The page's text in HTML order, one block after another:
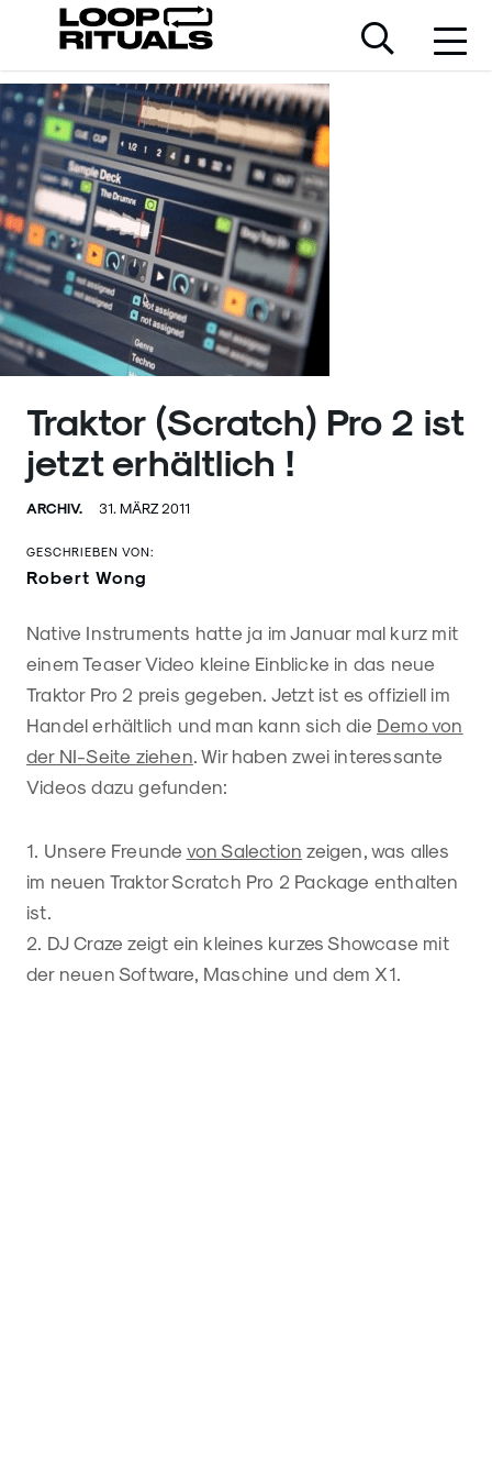
Traktor (Scratch) Pro 2 ist
jetzt erhältlich !
ARCHIV. 31. MÄRZ 2011
GESCHRIEBEN VON:
Robert Wong
Native Instruments hatte ja im Januar mal kurz mit
einem Teaser Video kleine Einblicke in das neue
Traktor Pro 2 preis gegeben. Jetzt ist es offiziell im
Handel erhältlich und man kann sich die Demo von
der NI-Seite ziehen. Wir haben zwei interessante
Videos dazu gefunden:
1. Unsere Freunde von Salection zeigen, was alles
im neuen Traktor Scratch Pro 2 Package enthalten
ist.
2. DJ Craze zeigt ein kleines kurzes Showcase mit
der neuen Software, Maschine und dem X1.